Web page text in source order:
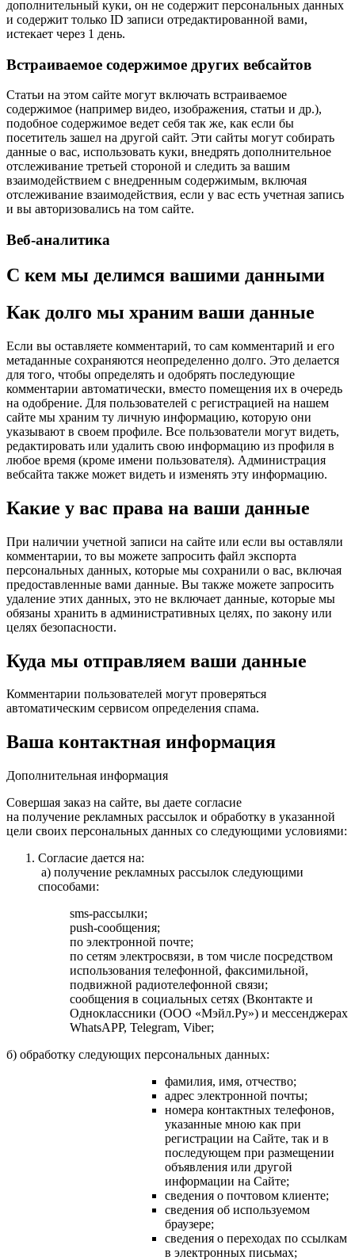
дополнительный куки, он не содержит персональных данных
и содержит только ID записи отредактированной вами,
истекает через 1 день.
Встраиваемое содержимое других вебсайтов
Статьи на этом сайте могут включать встраиваемое
содержимое (например видео, изображения, статьи и др.),
подобное содержимое ведет себя так же, как если бы
посетитель зашел на другой сайт. Эти сайты могут собирать
данные о вас, использовать куки, внедрять дополнительное
отслеживание третьей стороной и следить за вашим
взаимодействием с внедренным содержимым, включая
отслеживание взаимодействия, если у вас есть учетная запись
и вы авторизовались на том сайте.
Веб-аналитика
С кем мы делимся вашими данными
Как долго мы храним ваши данные
Если вы оставляете комментарий, то сам комментарий и его
метаданные сохраняются неопределенно долго. Это делается
для того, чтобы определять и одобрять последующие
комментарии автоматически, вместо помещения их в очередь
на одобрение. Для пользователей с регистрацией на нашем
сайте мы храним ту личную информацию, которую они
указывают в своем профиле. Все пользователи могут видеть,
редактировать или удалить свою информацию из профиля в
любое время (кроме имени пользователя). Администрация
вебсайта также может видеть и изменять эту информацию.
Какие у вас права на ваши данные
При наличии учетной записи на сайте или если вы оставляли
комментарии, то вы можете запросить файл экспорта
персональных данных, которые мы сохранили о вас, включая
предоставленные вами данные. Вы также можете запросить
удаление этих данных, это не включает данные, которые мы
обязаны хранить в административных целях, по закону или
целях безопасности.
Куда мы отправляем ваши данные
Комментарии пользователей могут проверяться
автоматическим сервисом определения спама.
Ваша контактная информация
Дополнительная информация
Совершая заказ на сайте, вы даете согласие
на получение рекламных рассылок и обработку в указанной
цели своих персональных данных со следующими условиями:
Согласие дается на:
a) получение рекламных рассылок следующими
способами:
sms-рассылки;
push-сообщения;
по электронной почте;
по сетям электросвязи, в том числе посредством
использования телефонной, факсимильной,
подвижной радиотелефонной связи;
сообщения в социальных сетях (Вконтакте и
Одноклассники (ООО «Мэйл.Ру») и мессенджерах
WhatsAPP, Telegram, Viber;
б) обработку следующих персональных данных:
фамилия, имя, отчество;
адрес электронной почты;
номера контактных телефонов,
указанные мною как при
регистрации на Сайте, так и в
последующем при размещении
объявления или другой
информации на Сайте;
сведения о почтовом клиенте;
сведения об используемом
браузере;
сведения о переходах по ссылкам
в электронных письмах;